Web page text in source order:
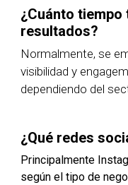
¿Cuánto
resultados?
Normalmente, se
visibilidad y
dependiendo del
¿Qué redes
Principalmente
según el tipo de